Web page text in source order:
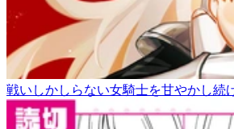
戦いしかしらない女騎士を甘やかし続